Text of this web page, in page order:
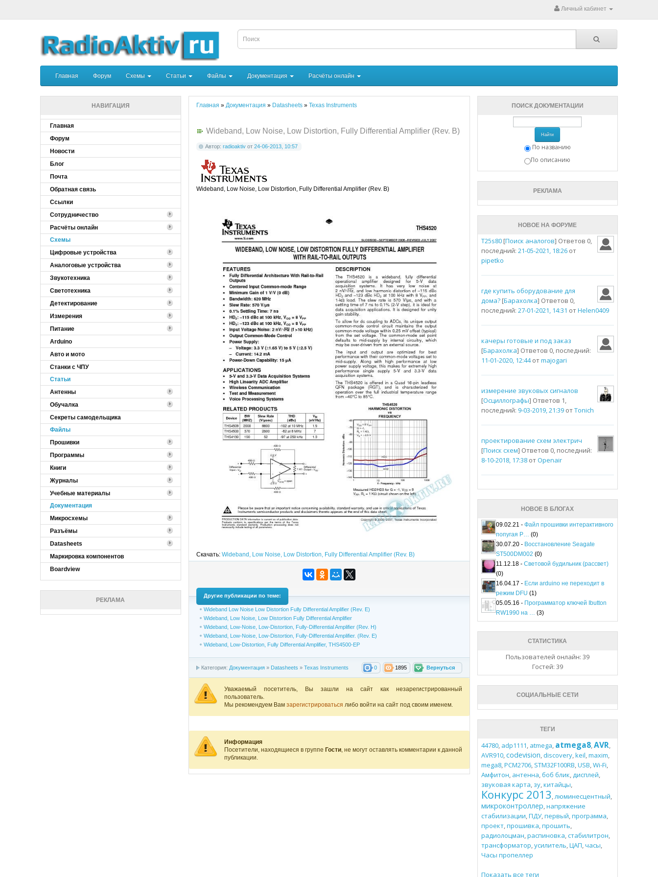
Личный кабинет
Главная Форум Схемы Статьи Файлы Документация Расчёты онлайн
НАВИГАЦИЯ
Главная
Форум
Новости
Блог
Почта
Обратная связь
Ссылки
Сотрудничество
Расчёты онлайн
Cхемы
Цифровые устройства
Аналоговые устройства
Звукотехника
Светотехника
Детектирование
Измерения
Питание
Arduino
Авто и мото
Станки с ЧПУ
Статьи
Антенны
Обучалка
Секреты самодельщика
Файлы
Прошивки
Программы
Книги
Журналы
Учебные материалы
Документация
Микросхемы
Разъёмы
Datasheets
Маркировка компонентов
Boardview
РЕКЛАМА
Главная » Документация » Datasheets» Texas Instruments
Wideband, Low Noise, Low Distortion, Fully Differential Amplifier (Rev. B)
Автор: radioaktivот 24-06-2013, 10:57
Wideband, Low Noise, Low Distortion, Fully Differential Amplifier (Rev. B)
Скачать: Wideband, Low Noise, Low Distortion, Fully Differential Amplifier (Rev. B)
Другие публикации по теме:
Wideband Low Noise Low Distortion Fully Differential Amplifier (Rev. E)
Wideband, Low Noise, Low Distortion Fully Differential Amplifier
Wideband, Low-Noise, Low-Distortion, Fully-Differential Amplifier (Rev. H)
Wideband, Low-Noise, Low-Distortion, Fully-Differential Amplifier. (Rev. E)
Wideband, Low-Distortion, Fully Differential Amplifier, THS4500-EP
Вернуться
1895
0
Категория: Документация» Datasheets » Texas Instruments
Уважаемый посетитель, Вы зашли на сайт как незарегистрированный
пользователь.
Мы рекомендуем Вам зарегистрироваться либо войти на сайт под своим именем.
Информация
Посетители, находящиеся в группе Гости, не могут оставлять комментарии к данной
публикации.
ПОИСК ДОКУМЕНТАЦИИ
Найти
По названию
По описанию
РЕКЛАМА
НОВОЕ НА ФОРУМЕ
T25s80[Поиск аналогов] Ответов 0,
последний: 21-05-2021, 18:26от
pipetko
где купить оборудование для
дома?[Барахолка] Ответов 0,
последний: 27-01-2021, 14:31 отHelen0409
качеры готовые и под заказ
[Барахолка] Ответов 0, последний:
11-01-2020, 12:44отmajogari
измерение звуковых сигналов
[Осциллографы] Ответов 1,
последний: 9-03-2019, 21:39отTonich
проектирование схем электрич
[Поиск схем] Ответов 0, последний:
8-10-2018, 17:38отOpenair
НОВОЕ В БЛОГАХ
09.02.21 - Файл прошивки интерактивного
попугая P… (0)
30.07.20 - Восстановление Seagate
ST500DM002 (0)
11.12.18 - Световой будильник (рассвет)
(0)
16.04.17 - Если arduino не переходит в
режим DFU (1)
05.05.16 - Программатор ключей Ibutton
RW1990 на … (3)
СТАТИСТИКА
Пользователей онлайн: 39
Гостей: 39
СОЦИАЛЬНЫЕ СЕТИ
ТЕГИ
44780, adp1111, atmega, atmega8,AVR,
AVR910,codevision,discovery,keil,maxim,
mega8,PCM2706, STM32F100RB,USB,Wi-Fi,
Амфитон, антенна,боб блик,дисплей,
звуковая карта, зу,китайцы,
Конкурс 2013,люминесцентный,
микроконтроллер,напряжение
стабилизации,ПДУ,первый,программа,
проект,прошивка,прошить,
радиолоцман,распиновка,стабилитрон,
трансформатор,усилитель,ЦАП,часы,
Часы пропеллер
Показать все теги